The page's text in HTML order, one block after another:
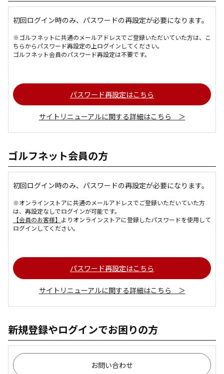
初回ログイン時のみ、パスワードの再設定が必要になります。
※ゴルフネットに共通のメールアドレスでご登録いただいていた方は、こ
ちらからパスワード再設定の上ログインしてください。
ゴルフネット会員のパスワード再設定は不要です。
パスワード再設定はこちら
サイトリニューアルに関する詳細はこちら ＞
ゴルフネット会員の方
初回ログイン時のみ、パスワードの再設定が必要になります。
※オンラインストアに共通のメールアドレスでご登録いただいていた方
は、再設定なしでログインが可能です。
【会員のお客様】 よりオンラインストアに登録したパスワードを使用して
ログインしてください。
パスワード再設定はこちら
サイトリニューアルに関する詳細はこちら ＞
新規登録やログインでお困りの方
お問い合わせ